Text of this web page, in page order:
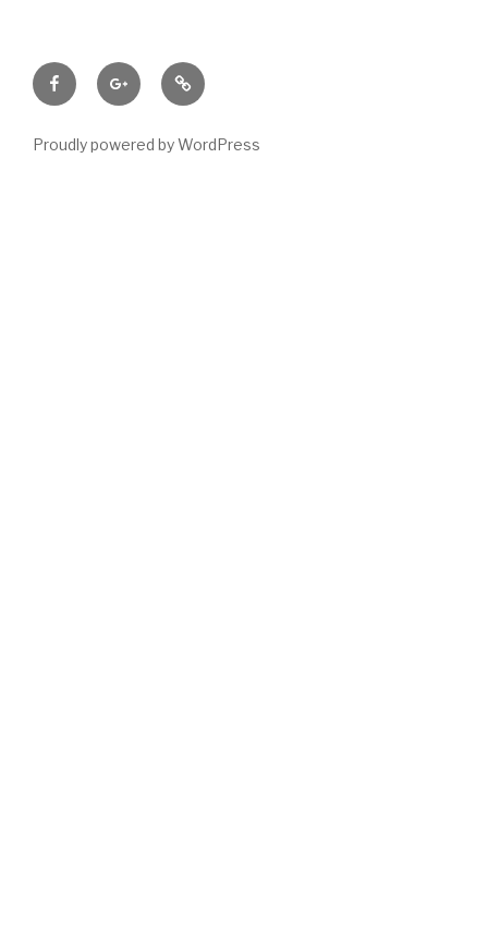
FacebookGoogle+Tripadvisor
Proudly powered by WordPress